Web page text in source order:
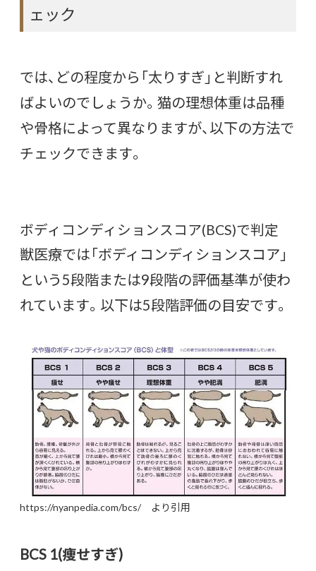
ェック
では、どの程度から「太りすぎ」と判断すれ
ばよいのでしょうか。猫の理想体重は品種
や骨格によって異なりますが、以下の方法で
チェックできます。
ボディコンディションスコア(BCS)で判定
獣医療では「ボディコンディションスコア」
という5段階または9段階の評価基準が使わ
れています。以下は5段階評価の目安です。
https://nyanpedia.com/bcs/ より引用
BCS 1(痩せすぎ)